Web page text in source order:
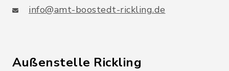
info@amt-boostedt-rickling.de
Außenstelle Rickling